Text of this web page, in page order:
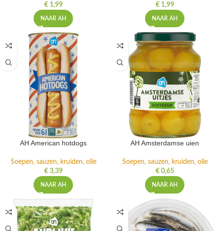
€1,99
NAAR AH
€1,99
NAAR AH
AH American hotdogs
Soepen, sauzen, kruiden, olie
€3,39
NAAR AH
AH Amsterdamse uien
Soepen, sauzen, kruiden, olie
€0,65
NAAR AH